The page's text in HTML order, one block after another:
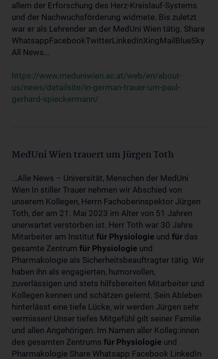
allem der Erforschung des Herz-Kreislauf-Systems
und der Nachwuchsförderung widmete. Bis zuletzt
war er als Lehrender an der MedUni Wien tätig. Share
WhatsappFacebookTwitterLinkedInXingMailBlueSky
All News...
https://www.meduniwien.ac.at/web/en/about-
us/news/detailsite/in-german-trauer-um-paul-
gerhard-spieckermann/
MedUni Wien trauert um Jürgen Toth
...Alle News – Universität, Menschen der MedUni
Wien In stiller Trauer nehmen wir Abschied von
unserem Kollegen, Herrn Fachoberinspektor Jürgen
Toth, der am 21. Mai 2023 im Alter von 51 Jahren
unerwartet verstorben ist. Herr Toth war 30 Jahre
Mitarbeiter am Institut für Physiologie und für das
gesamte Zentrum für Physiologie und
Pharmakologie als Sicherheitsbeauftragter tätig. Wir
haben ihn als engagierten, humorvollen,
zuverlässigen und stets hilfsbereiten Mitarbeiter und
Kollegen kennen und schätzen gelernt. Sein Ableben
hinterlässt eine tiefe Lücke, wir werden Jürgen sehr
vermissen! Unser tiefes Mitgefühl gilt seiner Familie
und allen Angehörigen. Im Namen aller Kolleg:innen
des gesamten Zentrums für Physiologie und
Pharmakologie Share Whatsapp Facebook LinkedIn